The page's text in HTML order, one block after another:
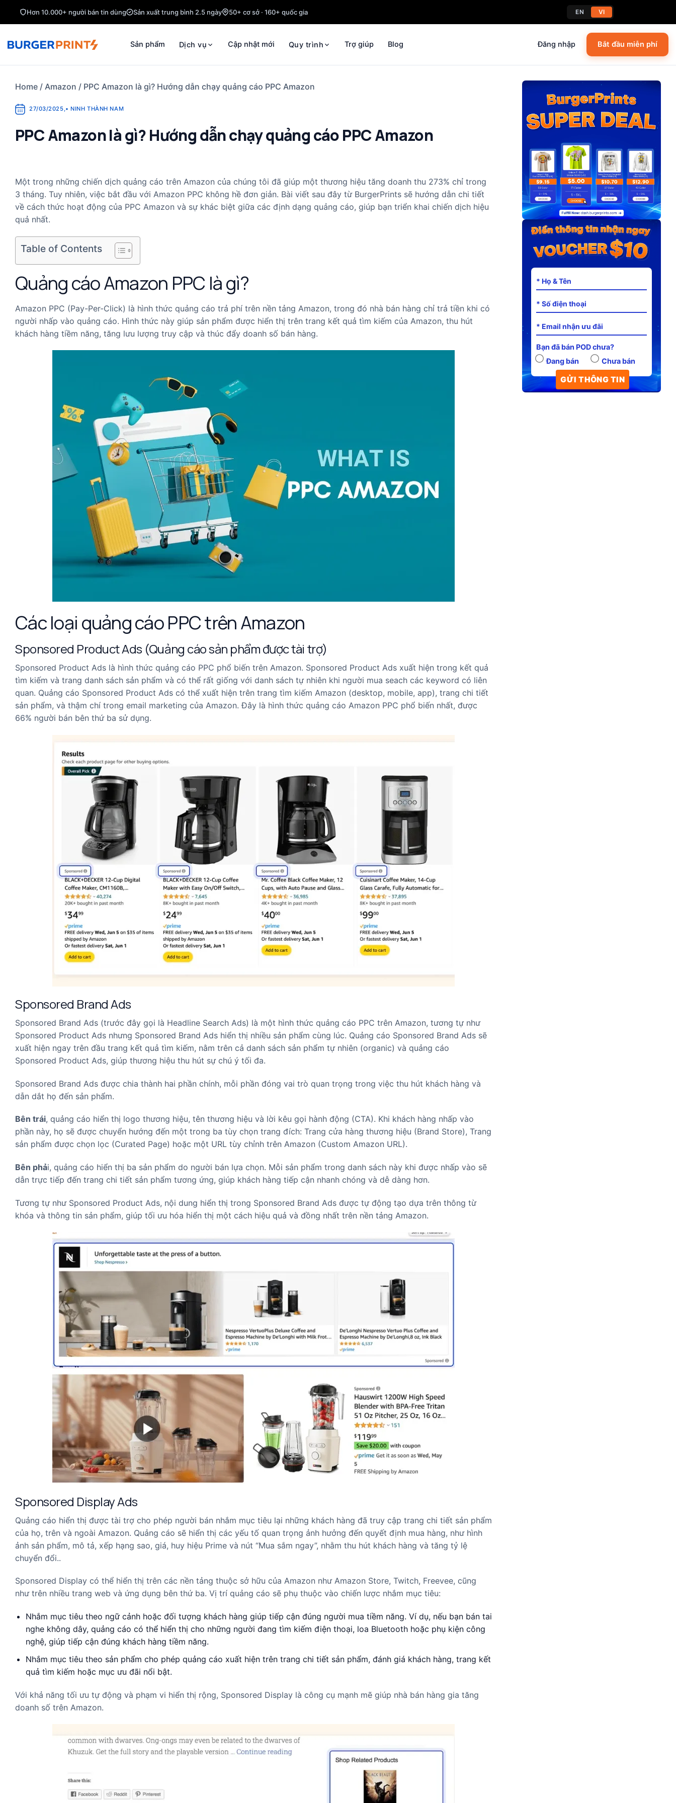
Hơn 10.000+ người bán tin dùng Sản xuất trung bình 2.5 ngày 50+ cơ sở · 160+ quốc gia EN VI
Sản phẩm Dịch vụ Cập nhật mới Quy trình Trợ giúp Blog Đăng nhập Bắt đầu miễn phí
Home / Amazon / PPC Amazon là gì? Hướng dẫn chạy quảng cáo PPC Amazon
27/03/2025,• NINH THÀNH NAM
PPC Amazon là gì? Hướng dẫn chạy quảng cáo PPC Amazon
Một trong những chiến dịch quảng cáo trên Amazon của chúng tôi đã giúp một thương hiệu tăng doanh thu 273% chỉ trong
3 tháng. Tuy nhiên, việc bắt đầu với Amazon PPC không hề đơn giản. Bài viết sau đây từ BurgerPrints sẽ hướng dẫn chi tiết
về cách thức hoạt động của PPC Amazon và sự khác biệt giữa các định dạng quảng cáo, giúp bạn triển khai chiến dịch hiệu
quả nhất.
Table of Contents
Quảng cáo Amazon PPC là gì?
Amazon PPC (Pay-Per-Click) là hình thức quảng cáo trả phí trên nền tảng Amazon, trong đó nhà bán hàng chỉ trả tiền khi có
người nhấp vào quảng cáo. Hình thức này giúp sản phẩm được hiển thị trên trang kết quả tìm kiếm của Amazon, thu hút
khách hàng tiềm năng, tăng lưu lượng truy cập và thúc đẩy doanh số bán hàng.
Các loại quảng cáo PPC trên Amazon
Sponsored Product Ads (Quảng cáo sản phẩm được tài trợ)
Sponsored Product Ads là hình thức quảng cáo PPC phổ biến trên Amazon. Sponsored Product Ads xuất hiện trong kết quả
tìm kiếm và trang danh sách sản phẩm và có thể rất giống với danh sách tự nhiên khi người mua seach các keyword có liên
quan. Quảng cáo Sponsored Product Ads có thể xuất hiện trên trang tìm kiếm Amazon (desktop, mobile, app), trang chi tiết
sản phẩm, và thậm chí trong email marketing của Amazon. Đây là hình thức quảng cáo Amazon PPC phổ biến nhất, được
66% người bán bên thứ ba sử dụng.
Sponsored Brand Ads
Sponsored Brand Ads (trước đây gọi là Headline Search Ads) là một hình thức quảng cáo PPC trên Amazon, tương tự như
Sponsored Product Ads nhưng Sponsored Brand Ads hiển thị nhiều sản phẩm cùng lúc. Quảng cáo Sponsored Brand Ads sẽ
xuất hiện ngay trên đầu trang kết quả tìm kiếm, nằm trên cả danh sách sản phẩm tự nhiên (organic) và quảng cáo
Sponsored Product Ads, giúp thương hiệu thu hút sự chú ý tối đa.
Sponsored Brand Ads được chia thành hai phần chính, mỗi phần đóng vai trò quan trọng trong việc thu hút khách hàng và
dẫn dắt họ đến sản phẩm.
Bên trái, quảng cáo hiển thị logo thương hiệu, tên thương hiệu và lời kêu gọi hành động (CTA). Khi khách hàng nhấp vào
phần này, họ sẽ được chuyển hướng đến một trong ba tùy chọn trang đích: Trang cửa hàng thương hiệu (Brand Store), Trang
sản phẩm được chọn lọc (Curated Page) hoặc một URL tùy chỉnh trên Amazon (Custom Amazon URL).
Bên phải, quảng cáo hiển thị ba sản phẩm do người bán lựa chọn. Mỗi sản phẩm trong danh sách này khi được nhấp vào sẽ
dẫn trực tiếp đến trang chi tiết sản phẩm tương ứng, giúp khách hàng tiếp cận nhanh chóng và dễ dàng hơn.
Tương tự như Sponsored Product Ads, nội dung hiển thị trong Sponsored Brand Ads được tự động tạo dựa trên thông từ
khóa và thông tin sản phẩm, giúp tối ưu hóa hiển thị một cách hiệu quả và đồng nhất trên nền tảng Amazon.
Sponsored Display Ads
Quảng cáo hiển thị được tài trợ cho phép người bán nhắm mục tiêu lại những khách hàng đã truy cập trang chi tiết sản phẩm
của họ, trên và ngoài Amazon. Quảng cáo sẽ hiển thị các yếu tố quan trọng ảnh hưởng đến quyết định mua hàng, như hình
ảnh sản phẩm, mô tả, xếp hạng sao, giá, huy hiệu Prime và nút “Mua sắm ngay”, nhằm thu hút khách hàng và tăng tỷ lệ
chuyển đổi..
Sponsored Display có thể hiển thị trên các nền tảng thuộc sở hữu của Amazon như Amazon Store, Twitch, Freevee, cũng
như trên nhiều trang web và ứng dụng bên thứ ba. Vị trí quảng cáo sẽ phụ thuộc vào chiến lược nhắm mục tiêu:
Nhắm mục tiêu theo ngữ cảnh hoặc đối tượng khách hàng giúp tiếp cận đúng người mua tiềm năng. Ví dụ, nếu bạn bán tai
nghe không dây, quảng cáo có thể hiển thị cho những người đang tìm kiếm điện thoại, loa Bluetooth hoặc phụ kiện công
nghệ, giúp tiếp cận đúng khách hàng tiềm năng.
Nhắm mục tiêu theo sản phẩm cho phép quảng cáo xuất hiện trên trang chi tiết sản phẩm, đánh giá khách hàng, trang kết
quả tìm kiếm hoặc mục ưu đãi nổi bật.
Với khả năng tối ưu tự động và phạm vi hiển thị rộng, Sponsored Display là công cụ mạnh mẽ giúp nhà bán hàng gia tăng
doanh số trên Amazon.
Bạn đã bán POD chưa?
Đang bán
Chưa bán